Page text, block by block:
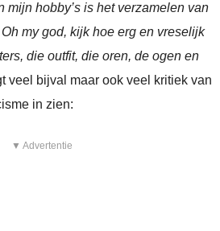
mijn hobby’s is het verzamelen van
my god, kijk hoe erg en vreselijk
die outfit, die oren, de ogen en
veel bijval maar ook veel kritiek van
in zien:
▼ Advertentie